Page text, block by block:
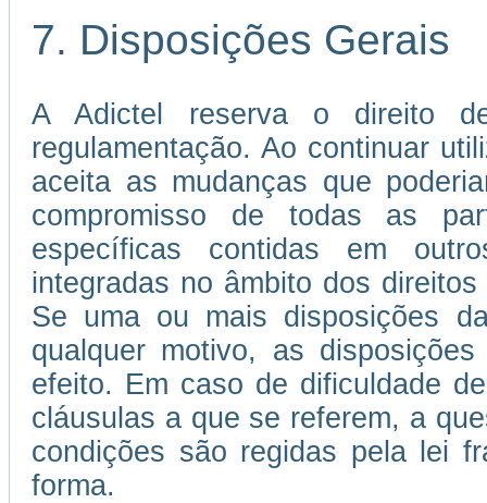
7. Disposições Gerais
A Adictel reserva o direito
regulamentação. Ao continuar
aceita as mudanças que
compromisso de todas as
específicas contidas em
integradas no âmbito dos
Se uma ou mais disposições
qualquer motivo, as
efeito. Em caso de dificuldade
cláusulas a que se referem, a
condições são regidas pela lei
forma.